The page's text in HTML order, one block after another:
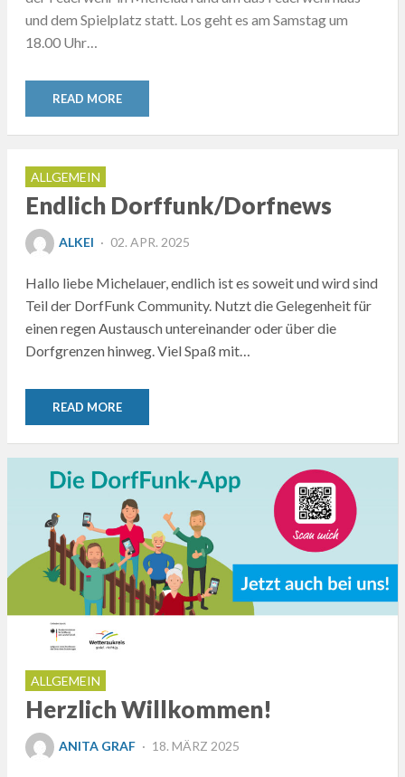
und dem Spielplatz statt. Los geht es am Samstag um
18.00 Uhr…
READ MORE
ALLGEMEIN
Endlich Dorffunk/Dorfnews
ALKEI
POSTED
02. APR. 2025
Hallo liebe Michelauer, endlich ist es soweit und wird sind
Teil der DorfFunk Community. Nutzt die Gelegenheit für
einen regen Austausch untereinander oder über die
Dorfgrenzen hinweg. Viel Spaß mit…
READ MORE
ALLGEMEIN
Herzlich Willkommen!
ANITA GRAF
POSTED
18. MÄRZ 2025